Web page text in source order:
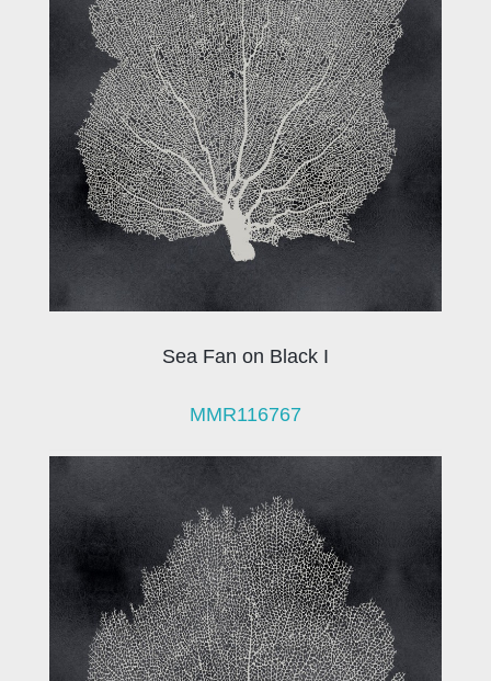
Sea Fan on Black I
MMR116767